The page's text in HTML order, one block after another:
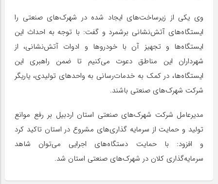
وی یکی از زیرساخت‌های ایجاد شده در شهرک‌های صنعتی را
ایستگاه‌های آتش‌نشانی برشمرد و گفت: با توجه به احداث این
ایستگاه‌ها و تجهیز آن با خودروها و ادوات آتش‌نشانی، از
شهرداران این مناطق دعوت می‌کنیم تا ضمن راهبری این
ایستگاه‌ها، در کمک به خدمات‌رسانی به واحدهای تولیدی، یاریگر
شرکت شهرک‌های صنعتی باشند.
مدیرعامل شرکت شهرک‌های صنعتی استان اردبیل بر رفع موانع
تولید و حمایت از سرمایه گذاری‌های مشروع در استان تاکید کرد
و افزود: با حمایت دستگاه‌های اجرایی می‌توان شاهد
سرمایه‌گذاری کلان در شهرک‌های صنعتی استان شد.